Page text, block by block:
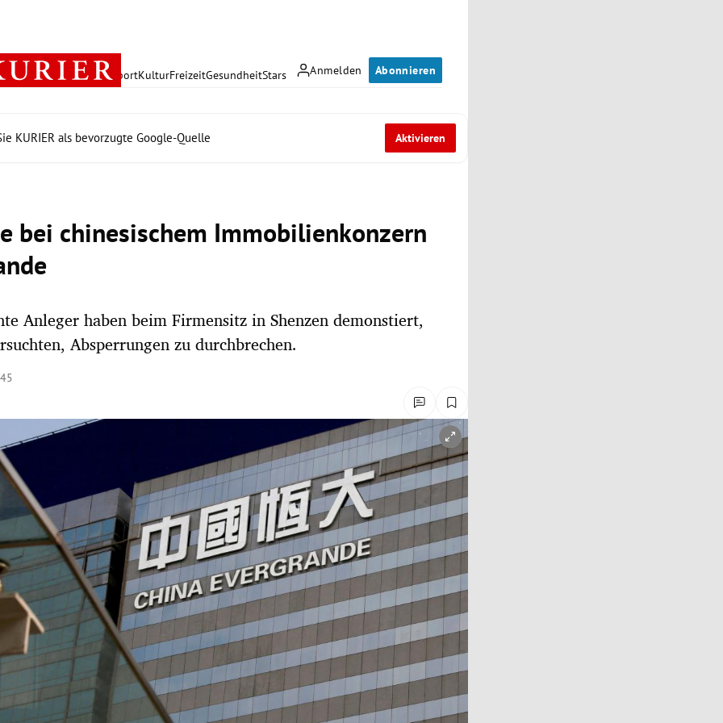
Anmelden Abonnieren
PolitikWirtschaft SportKulturFreizeitGesundheitStars
KURIER als bevorzugte Google-Quelle Aktivieren
bei chinesischem Immobilienkonzern
Anleger haben beim Firmensitz in Shenzen demonstiert,
Absperrungen zu durchbrechen.
öffnen/schließen